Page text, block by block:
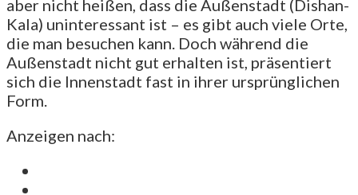
aber nicht heißen, dass die Außenstadt (Dishan-
Kala) uninteressant ist – es gibt auch viele Orte,
die man besuchen kann. Doch während die
Außenstadt nicht gut erhalten ist, präsentiert
sich die Innenstadt fast in ihrer ursprünglichen
Form.
Anzeigen nach: